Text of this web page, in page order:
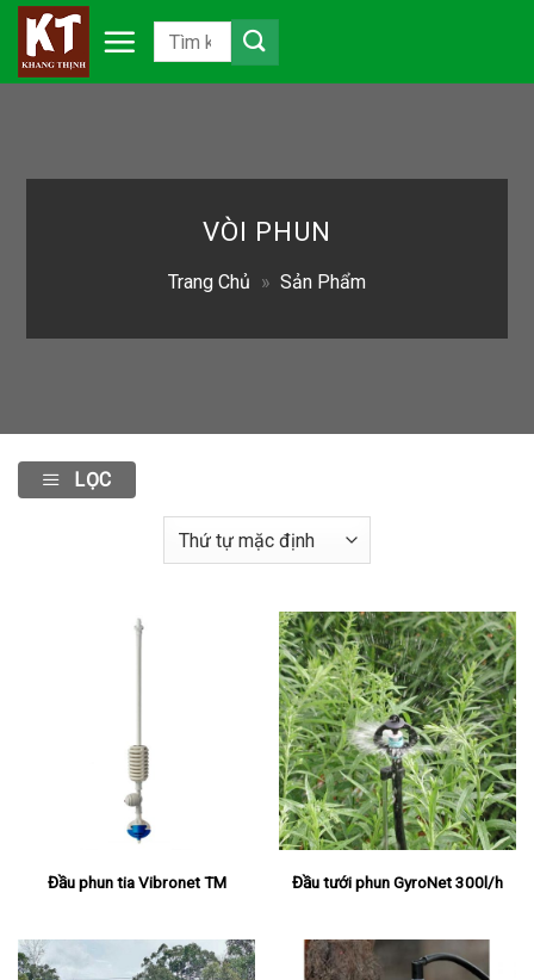
Chuyển
nội
VÒI PHUN
Trang Chủ » Sản Phẩm
LỌC
Đầu phun tia Vibronet TM Đầu tưới phun GyroNet 300l/h